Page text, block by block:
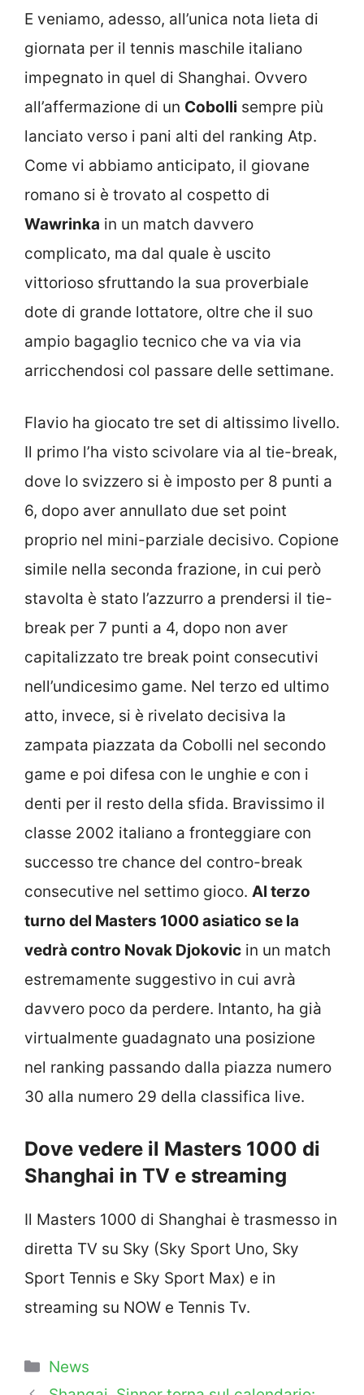
E veniamo, adesso, all’unica nota lieta di
giornata per il tennis maschile italiano
impegnato in quel di Shanghai. Ovvero
all’affermazione di un Cobolli sempre più
lanciato verso i pani alti del ranking Atp.
Come vi abbiamo anticipato, il giovane
romano si è trovato al cospetto di
Wawrinka in un match davvero
complicato, ma dal quale è uscito
vittorioso sfruttando la sua proverbiale
dote di grande lottatore, oltre che il suo
ampio bagaglio tecnico che va via via
arricchendosi col passare delle settimane.
Flavio ha giocato tre set di altissimo livello.
Il primo l’ha visto scivolare via al tie-break,
dove lo svizzero si è imposto per 8 punti a
6, dopo aver annullato due set point
proprio nel mini-parziale decisivo. Copione
simile nella seconda frazione, in cui però
stavolta è stato l’azzurro a prendersi il tie-
break per 7 punti a 4, dopo non aver
capitalizzato tre break point consecutivi
nell’undicesimo game. Nel terzo ed ultimo
atto, invece, si è rivelato decisiva la
zampata piazzata da Cobolli nel secondo
game e poi difesa con le unghie e con i
denti per il resto della sfida. Bravissimo il
classe 2002 italiano a fronteggiare con
successo tre chance del contro-break
consecutive nel settimo gioco. Al terzo
turno del Masters 1000 asiatico se la
vedrà contro Novak Djokovic in un match
estremamente suggestivo in cui avrà
davvero poco da perdere. Intanto, ha già
virtualmente guadagnato una posizione
nel ranking passando dalla piazza numero
30 alla numero 29 della classifica live.
Dove vedere il Masters 1000 di
Shanghai in TV e streaming
Il Masters 1000 di Shanghai è trasmesso in
diretta TV su Sky (Sky Sport Uno, Sky
Sport Tennis e Sky Sport Max) e in
streaming su NOW e Tennis Tv.
Categorie
News